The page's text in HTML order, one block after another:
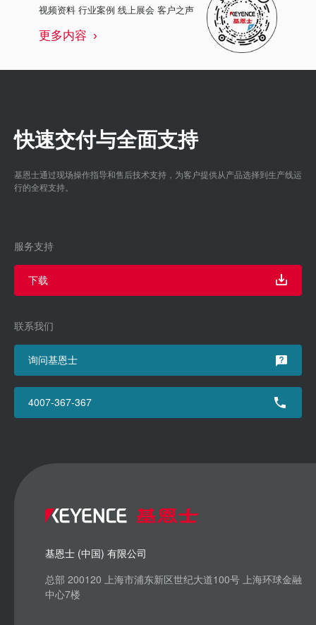
视频资料 行业案例 线上展会 客户之声
更多内容
快速交付与全面支持
基恩士通过现场操作指导和售后技术支持，为客户提供从产品选择到生产线运
行的全程支持。
服务支持
下载
联系我们
询问基恩士
4007-367-367
基恩士 (中国) 有限公司
总部 200120 上海市浦东新区世纪大道100号 上海环球金融
中心7楼